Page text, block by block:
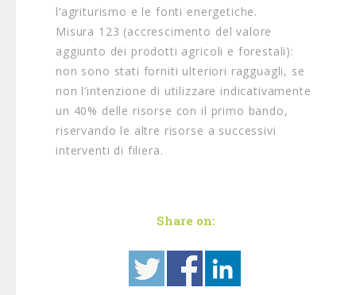
l’agriturismo e le fonti energetiche.
Misura 123 (accrescimento del valore
aggiunto dei prodotti agricoli e forestali):
non sono stati forniti ulteriori ragguagli, se
non l’intenzione di utilizzare indicativamente
un 40% delle risorse con il primo bando,
riservando le altre risorse a successivi
interventi di filiera.
Share on: